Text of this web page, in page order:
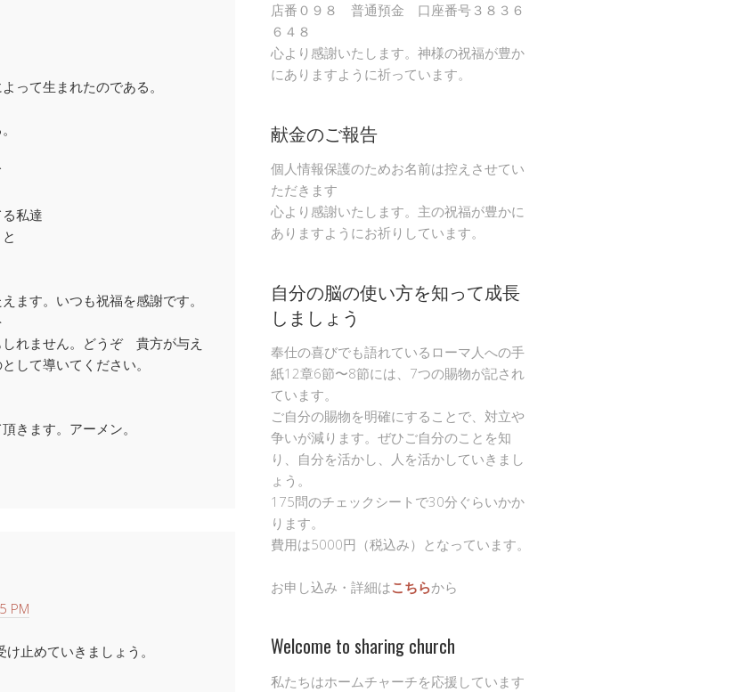
って生まれたのである。
私達
す。いつも祝福を感謝です。
れません。どうぞ 貴方が与え
して導いてください。
きます。アーメン。
PM
止めていきましょう。
店番０９８ 普通預金 口座番号３８３６
６４８
心より感謝いたします。神様の祝福が豊か
にありますように祈っています。
献金のご報告
個人情報保護のためお名前は控えさせてい
ただきます
心より感謝いたします。主の祝福が豊かに
ありますようにお祈りしています。
自分の脳の使い方を知って成長
しましょう
奉仕の喜びでも語れているローマ人への手
紙12章6節〜8節には、7つの賜物が記され
ています。
ご自分の賜物を明確にすることで、対立や
争いが減ります。ぜひご自分のことを知
り、自分を活かし、人を活かしていきまし
ょう。
175問のチェックシートで30分ぐらいかか
ります。
費用は5000円（税込み）となっています。
お申し込み・詳細はこちらから
Welcome to sharing church
私たちはホームチャーチを応援しています